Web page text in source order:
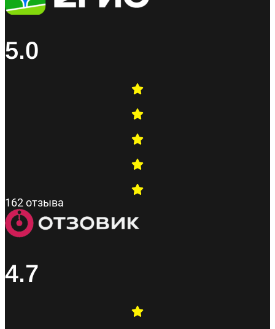
5.0
162 отзыва
4.7